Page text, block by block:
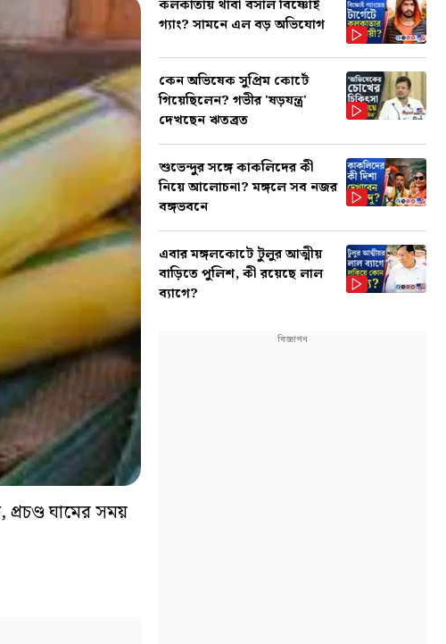
ঘামের সময়
কলকাতায় থাবা বসাল বিষ্ণোই
গ্যাং? সামনে এল বড় অভিযোগ
কেন অভিষেক সুপ্রিম কোর্টে
গিয়েছিলেন? গভীর 'ষড়যন্ত্র'
দেখছেন ঋতব্রত
শুভেন্দুর সঙ্গে কাকলিদের কী
নিয়ে আলোচনা? মঙ্গলে সব নজর
বঙ্গভবনে
এবার মঙ্গলকোটে টুলুর আত্মীয়
বাড়িতে পুলিশ, কী রয়েছে লাল
ব্যাগে?